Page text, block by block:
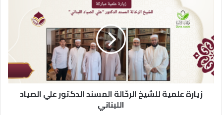
إ
ل
ك
ت
زيارة علمية للشيخ الرحّالة المسند الدكتور علي الصياد
اللبناني